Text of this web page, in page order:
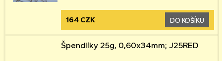
164 CZK DO KOŠÍKU
Špendlíky 25g, 0,60x34mm; J25RED